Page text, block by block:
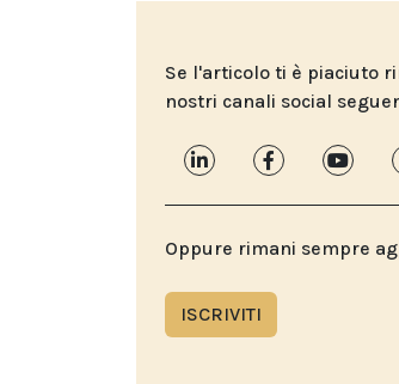
Se l'articolo ti è piaciuto
nostri canali social
Oppure rimani sempre
ISCRIVITI